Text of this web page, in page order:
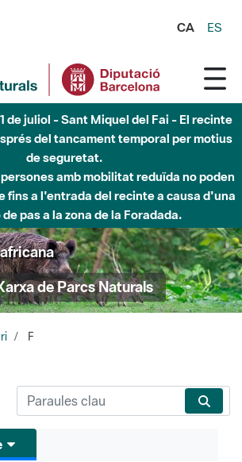
CA ES
de juliol - Sant Miquel del Fai - El recinte
del tancament temporal per motius
de seguretat.
amb mobilitat reduïda no poden
fins a l'entrada del recinte a causa d'una
pas a la zona de la Foradada.
de Parcs Naturals
F